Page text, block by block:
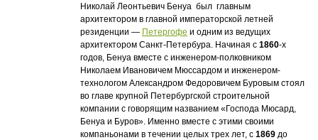
Николай Леонтьевич Бенуа был главным
архитектором в главной императорской летней
резиденции — Петергофе и одним из ведущих
архитектором Санкт-Петербура. Начиная с1860-х
годов, Бенуа вместе с инженером-полковником
Николаем Ивановичем Мюссардом и инженером-
технологом Александром Федоровичем Буровым стоял
во главе крупной Петербургской строительной
компании с говорящим названием «Господа Мюсард,
Бенуа и Буров». Именно вместе с этими своими
компаньонами в течении целых трех лет, с1869 до